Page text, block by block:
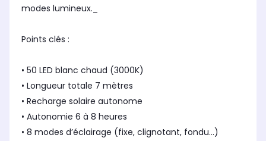
modes lumineux._
Points clés :
• 50 LED blanc chaud (3000K)
• Longueur totale 7 mètres
• Recharge solaire autonome
• Autonomie 6 à 8 heures
• 8 modes d’éclairage (fixe, clignotant, fondu…)